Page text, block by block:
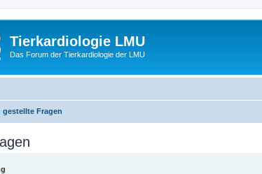
Tierkardiologie LMU
Das Forum der Tierkardiologie der LMU
gestellte Fragen